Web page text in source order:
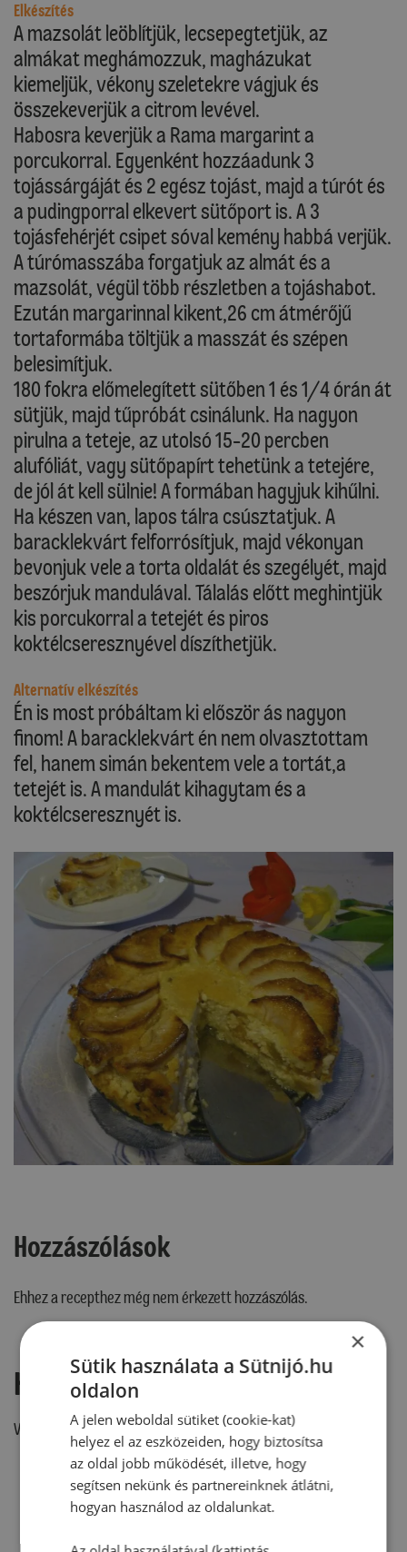
Elkészítés
A mazsolát leöblítjük, lecsepegtetjük, az
almákat meghámozzuk, magházukat
kiemeljük, vékony szeletekre vágjuk és
összekeverjük a citrom levével.
Habosra keverjük a Rama margarint a
porcukorral. Egyenként hozzáadunk 3
tojássárgáját és 2 egész tojást, majd a túrót és
a pudingporral elkevert sütőport is. A 3
tojásfehérjét csipet sóval kemény habbá verjük.
A túrómasszába forgatjuk az almát és a
mazsolát, végül több részletben a tojáshabot.
Ezután margarinnal kikent,26 cm átmérőjű
tortaformába töltjük a masszát és szépen
belesimítjuk.
180 fokra előmelegített sütőben 1 és 1/4 órán át
sütjük, majd tűpróbát csinálunk. Ha nagyon
pirulna a teteje, az utolsó 15-20 percben
alufóliát, vagy sütőpapírt tehetünk a tetejére,
de jól át kell sülnie! A formában hagyjuk kihűlni.
Ha készen van, lapos tálra csúsztatjuk. A
baracklekvárt felforrósítjuk, majd vékonyan
bevonjuk vele a torta oldalát és szegélyét, majd
beszórjuk mandulával. Tálalás előtt meghintjük
kis porcukorral a tetejét és piros
koktélcseresznyével díszíthetjük.
Alternatív elkészítés
Én is most próbáltam ki először ás nagyon
finom! A baracklekvárt én nem olvasztottam
fel, hanem simán bekentem vele a tortát,a
tetejét is. A mandulát kihagytam és a
koktélcseresznyét is.
Hozzászólások
Ehhez a recepthez még nem érkezett hozzászólás.
Hozzászólás írása
Vélemény írásához, kérjük,jelentkezz be!
RECEPTAJÁNLÓ
×
Sütik használata a Sütnijó.hu
oldalon
A jelen weboldal sütiket (cookie-kat)
helyez el az eszközeiden, hogy biztosítsa
az oldal jobb működését, illetve, hogy
segítsen nekünk és partnereinknek átlátni,
hogyan használod az oldalunkat.